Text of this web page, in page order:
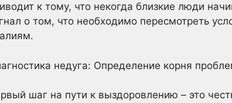
к тому, что некогда близкие люди
о том, что необходимо пересмотреть
недуга: Определение корня
шаг на пути к выздоровлению – это